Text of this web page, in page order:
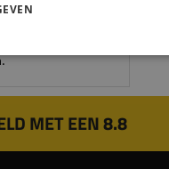
MET EEN 8.8